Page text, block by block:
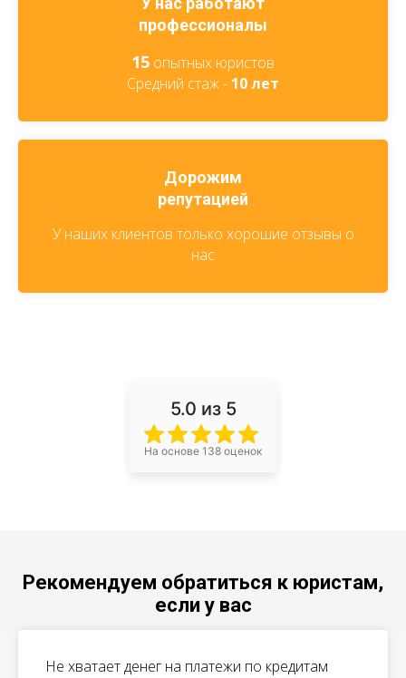
профессионалы
15 опытных юристов
Средний стаж - 10 лет
Дорожим
репутацией
У наших клиентов только хорошие отзывы о
нас
5.0 из 5
На основе 138 оценок
Рекомендуем обратиться к юристам,
если у вас
Не хватает денег на платежи по кредитам